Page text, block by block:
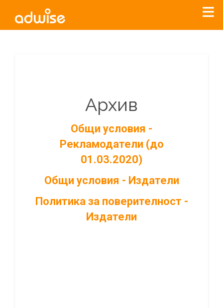
Архив
Общи условия -
Рекламодатели (до
01.03.2020)
Общи условия - Издатели
Политика за поверителност -
Издатели